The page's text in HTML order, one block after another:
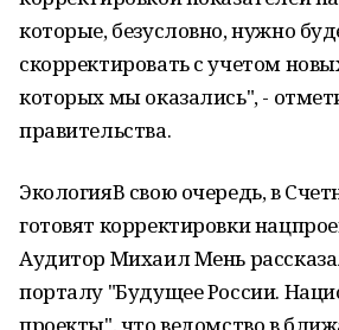
которые, безусловно, нужно
скорректировать с учетом
которых мы оказались", -
правительства.
ЭкологияВ свою очередь, в
готовят корректировки
Аудитор Михаил Мень
порталу "Будущее России.